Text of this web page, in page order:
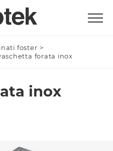
foster >
forata inox
inox